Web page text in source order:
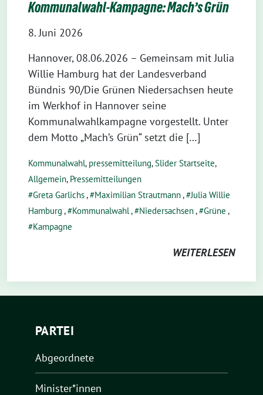
Kommunalwahl-Kampagne: Mach’s Grün
8. Juni 2026
Hannover, 08.06.2026 – Gemeinsam mit Julia
Willie Hamburg hat der Landesverband
Bündnis 90/Die Grünen Niedersachsen heute
im Werkhof in Hannover seine
Kommunalwahlkampagne vorgestellt. Unter
dem Motto „Mach’s Grün“ setzt die […]
Kommunalwahl, pressemitteilung,Slider Startseite,
Allgemein, Pressemitteilungen
Greta Garlichs, Maximilian Strautmann, Julia Willie
Hamburg , Kommunalwahl, Niedersachsen, Grüne ,
Kampagne
WEITERLESEN
PARTEI
Abgeordnete
Minister*innen